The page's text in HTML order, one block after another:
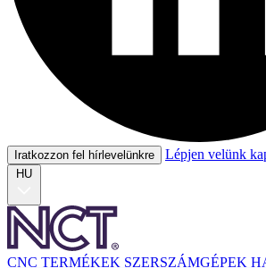
Iratkozzon fel hírlevelünkre Lépjen velünk
HU
CNC TERMÉKEK SZERSZÁMGÉPEK